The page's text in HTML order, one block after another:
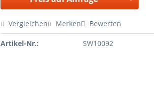
Vergleichen Merken Bewerten
Artikel-Nr.: SW10092